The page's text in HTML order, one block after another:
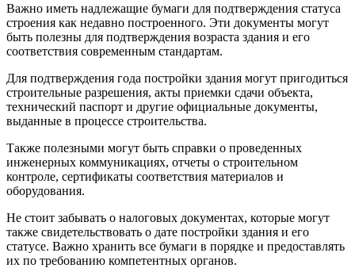
Важно иметь надлежащие бумаги для подтверждения статуса
строения как недавно построенного. Эти документы могут
быть полезны для подтверждения возраста здания и его
соответствия современным стандартам.
Для подтверждения года постройки здания могут пригодиться
строительные разрешения, акты приемки сдачи объекта,
технический паспорт и другие официальные документы,
выданные в процессе строительства.
Также полезными могут быть справки о проведенных
инженерных коммуникациях, отчеты о строительном
контроле, сертификаты соответствия материалов и
оборудования.
Не стоит забывать о налоговых документах, которые могут
также свидетельствовать о дате постройки здания и его
статусе. Важно хранить все бумаги в порядке и предоставлять
их по требованию компетентных органов.